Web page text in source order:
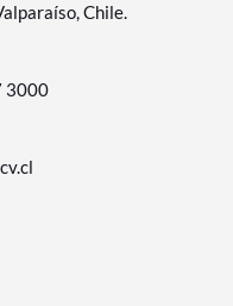
Chile.
3000